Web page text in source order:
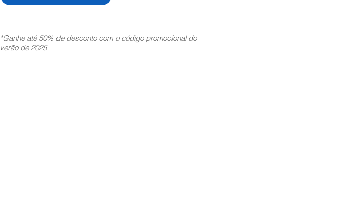
*Ganhe até 50% de desconto com o código promocional do
verão de 2025